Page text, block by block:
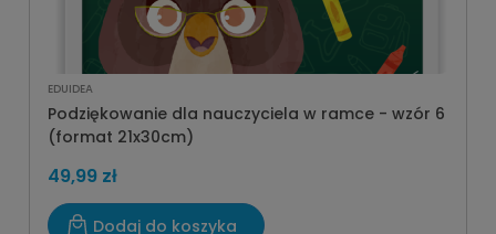
EDUIDEA
Podziękowanie dla nauczyciela w ramce - wzór 6
(format 21x30cm)
49,99 zł
Dodaj do koszyka